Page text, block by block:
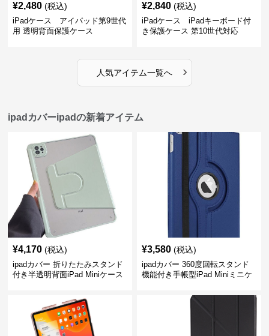
¥2,480 (税込)
iPadケース アイパッド第9世代
用 透明背面保護ケース
¥2,840 (税込)
iPadケース iPadキーボード付
き保護ケース 第10世代対応
人気アイテム一覧へ ›
ipadカバーipadの新着アイテム
¥4,170 (税込)
ipadカバー 折りたたみスタンド
付き半透明背面iPad Miniケース
¥3,580 (税込)
ipadカバー 360度回転スタンド
機能付き手帳型iPad Miniミニケ